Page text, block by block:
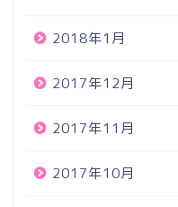
2018年1月
2017年12月
2017年11月
2017年10月